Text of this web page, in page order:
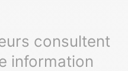
consultent
information